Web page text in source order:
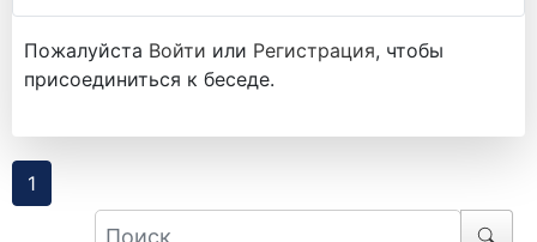
Пожалуйста Войти или Регистрация, чтобы
присоединиться к беседе.
1